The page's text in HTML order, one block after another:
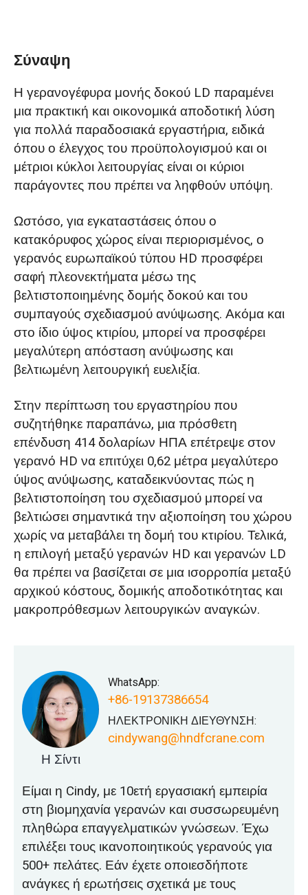
Σύναψη
Η γερανογέφυρα μονής δοκού LD παραμένει
μια πρακτική και οικονομικά αποδοτική λύση
για πολλά παραδοσιακά εργαστήρια, ειδικά
όπου ο έλεγχος του προϋπολογισμού και οι
μέτριοι κύκλοι λειτουργίας είναι οι κύριοι
παράγοντες που πρέπει να ληφθούν υπόψη.
Ωστόσο, για εγκαταστάσεις όπου ο
κατακόρυφος χώρος είναι περιορισμένος, ο
γερανός ευρωπαϊκού τύπου HD προσφέρει
σαφή πλεονεκτήματα μέσω της
βελτιστοποιημένης δομής δοκού και του
συμπαγούς σχεδιασμού ανύψωσης. Ακόμα και
στο ίδιο ύψος κτιρίου, μπορεί να προσφέρει
μεγαλύτερη απόσταση ανύψωσης και
βελτιωμένη λειτουργική ευελιξία.
Στην περίπτωση του εργαστηρίου που
συζητήθηκε παραπάνω, μια πρόσθετη
επένδυση 414 δολαρίων ΗΠΑ επέτρεψε στον
γερανό HD να επιτύχει 0,62 μέτρα μεγαλύτερο
ύψος ανύψωσης, καταδεικνύοντας πώς η
βελτιστοποίηση του σχεδιασμού μπορεί να
βελτιώσει σημαντικά την αξιοποίηση του χώρου
χωρίς να μεταβάλει τη δομή του κτιρίου. Τελικά,
η επιλογή μεταξύ γερανών HD και γερανών LD
θα πρέπει να βασίζεται σε μια ισορροπία μεταξύ
αρχικού κόστους, δομικής αποδοτικότητας και
μακροπρόθεσμων λειτουργικών αναγκών.
Η Σίντι
WhatsApp:
+86-19137386654
ΗΛΕΚΤΡΟΝΙΚΗ ΔΙΕΥΘΥΝΣΗ:
cindywang@hndfcrane.com
Είμαι η Cindy, με 10ετή εργασιακή εμπειρία
στη βιομηχανία γερανών και συσσωρευμένη
πληθώρα επαγγελματικών γνώσεων. Έχω
επιλέξει τους ικανοποιητικούς γερανούς για
500+ πελάτες. Εάν έχετε οποιεσδήποτε
ανάγκες ή ερωτήσεις σχετικά με τους